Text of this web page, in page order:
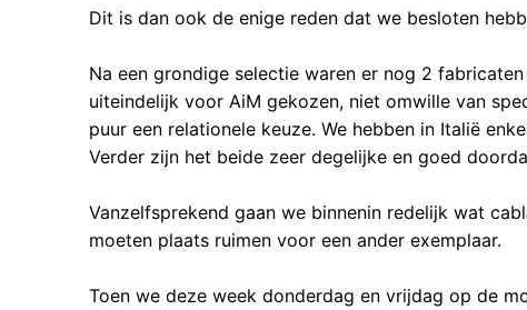
Dit is dan ook de enige reden dat we besloten
Na een grondige selectie waren er nog 2
uiteindelijk voor AiM gekozen, niet omwille van
puur een relationele keuze. We hebben in Italië
Verder zijn het beide zeer degelijke en goed
Vanzelfsprekend gaan we binnenin redelijk wat
moeten plaats ruimen voor een ander exemplaar.
Toen we deze week donderdag en vrijdag op de